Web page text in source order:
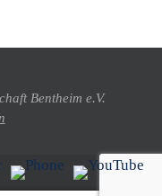
Bentheim e.V.